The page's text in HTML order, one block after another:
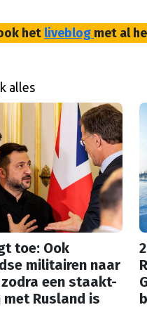
het liveblog met al
alles
toe: Ook
militairen naar
een staakt-
met Rusland is